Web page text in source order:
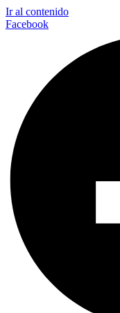
Ir al contenido
Facebook